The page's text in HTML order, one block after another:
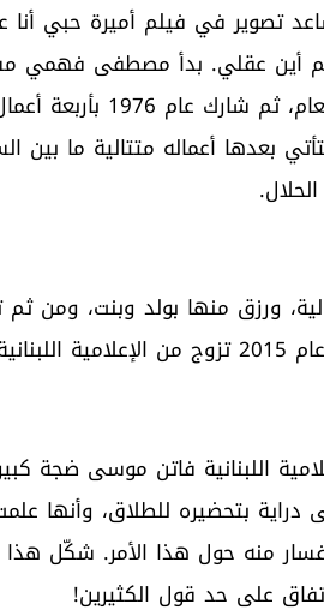
أين عقلي. بدأ مصطفى فهمي
ليشارك في بطولة فيلم
بعدها أعماله متتالية ما بين
منها بولد وبنت، ومن ثم
فاتن موسى ضجة
دراية بتحضيره للطلاق، وأنها
منه حول هذا الأمر. شكّل
على حد قول الكثيرين!